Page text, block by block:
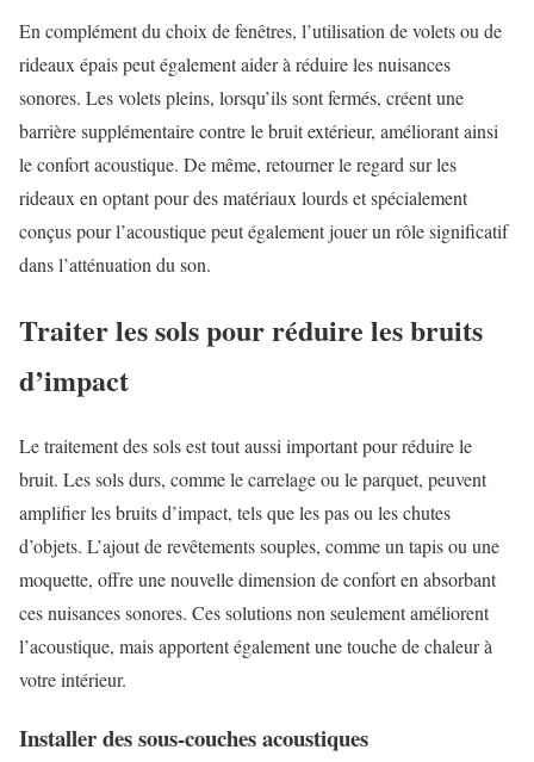
En complément du choix de fenêtres, l’utilisation de volets ou de
rideaux épais peut également aider à réduire les nuisances
sonores. Les volets pleins, lorsqu’ils sont fermés, créent une
barrière supplémentaire contre le bruit extérieur, améliorant ainsi
le confort acoustique. De même, retourner le regard sur les
rideaux en optant pour des matériaux lourds et spécialement
conçus pour l’acoustique peut également jouer un rôle significatif
dans l’atténuation du son.
Traiter les sols pour réduire les bruits
d’impact
Le traitement des sols est tout aussi important pour réduire le
bruit. Les sols durs, comme le carrelage ou le parquet, peuvent
amplifier les bruits d’impact, tels que les pas ou les chutes
d’objets. L’ajout de revêtements souples, comme un tapis ou une
moquette, offre une nouvelle dimension de confort en absorbant
ces nuisances sonores. Ces solutions non seulement améliorent
l’acoustique, mais apportent également une touche de chaleur à
votre intérieur.
Installer des sous-couches acoustiques